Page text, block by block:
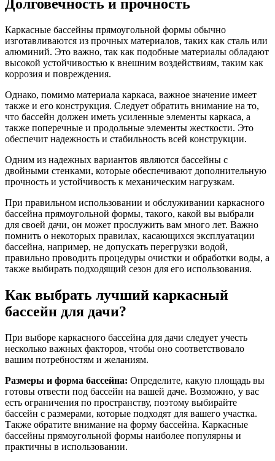
Долговечность и прочность
Каркасные бассейны прямоугольной формы обычно
изготавливаются из прочных материалов, таких как сталь или
алюминий. Это важно, так как подобные материалы обладают
высокой устойчивостью к внешним воздействиям, таким как
коррозия и повреждения.
Однако, помимо материала каркаса, важное значение имеет
также и его конструкция. Следует обратить внимание на то,
что бассейн должен иметь усиленные элементы каркаса, а
также поперечные и продольные элементы жесткости. Это
обеспечит надежность и стабильность всей конструкции.
Одним из надежных вариантов являются бассейны с
двойными стенками, которые обеспечивают дополнительную
прочность и устойчивость к механическим нагрузкам.
При правильном использовании и обслуживании каркасного
бассейна прямоугольной формы, такого, какой вы выбрали
для своей дачи, он может прослужить вам много лет. Важно
помнить о некоторых правилах, касающихся эксплуатации
бассейна, например, не допускать перегрузки водой,
правильно проводить процедуры очистки и обработки воды, а
также выбирать подходящий сезон для его использования.
Как выбрать лучший каркасный
бассейн для дачи?
При выборе каркасного бассейна для дачи следует учесть
несколько важных факторов, чтобы оно соответствовало
вашим потребностям и желаниям.
Размеры и форма бассейна: Определите, какую площадь вы
готовы отвести под бассейн на вашей даче. Возможно, у вас
есть ограничения по пространству, поэтому выбирайте
бассейн с размерами, которые подходят для вашего участка.
Также обратите внимание на форму бассейна. Каркасные
бассейны прямоугольной формы наиболее популярны и
практичны в использовании.